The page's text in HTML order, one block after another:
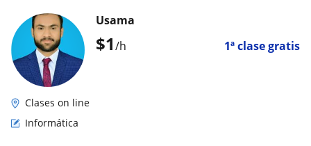
$1/h 1ª clase gratis
Usama
Clases on line
Informática